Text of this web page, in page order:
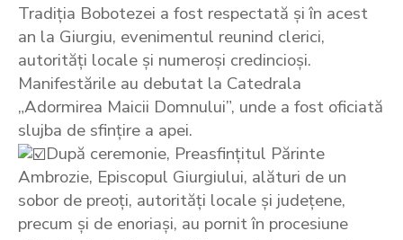
Tradiția Bobotezei a fost respectată și în acest
an la Giurgiu, evenimentul reunind clerici,
autorități locale și numeroși credincioși.
Manifestările au debutat la Catedrala
„Adormirea Maicii Domnului”, unde a fost oficiată
slujba de sfințire a apei.
După ceremonie, Preasfințitul Părinte
Ambrozie, Episcopul Giurgiului, alături de un
sobor de preoți, autorități locale și județene,
precum și de enoriași, au pornit în procesiune